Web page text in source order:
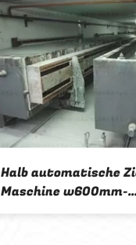
Halb automatische
Maschine w600mm-
Seitenplatten-AAC